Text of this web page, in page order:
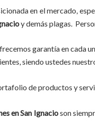
en el mercado,
y demás plagas.
garantía en cada
siendo ustedes
de productos y
enSan Ignacioson